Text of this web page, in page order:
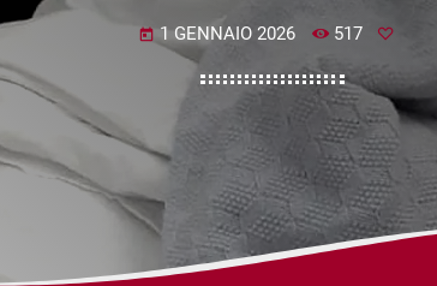
today 1 GENNAIO 2026 517